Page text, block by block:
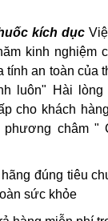
kích dục
kinh nghiệm
tính an toàn của
luôn" Hài
cho khách
châm "
đúng tiêu
sức khỏe